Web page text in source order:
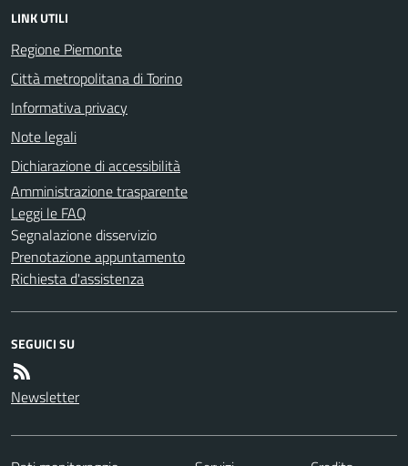
LINK UTILI
Regione Piemonte
Città metropolitana di Torino
Informativa privacy
Note legali
Dichiarazione di accessibilità
Amministrazione trasparente
Leggi le FAQ
Segnalazione disservizio
Prenotazione appuntamento
Richiesta d'assistenza
SEGUICI SU
Newsletter